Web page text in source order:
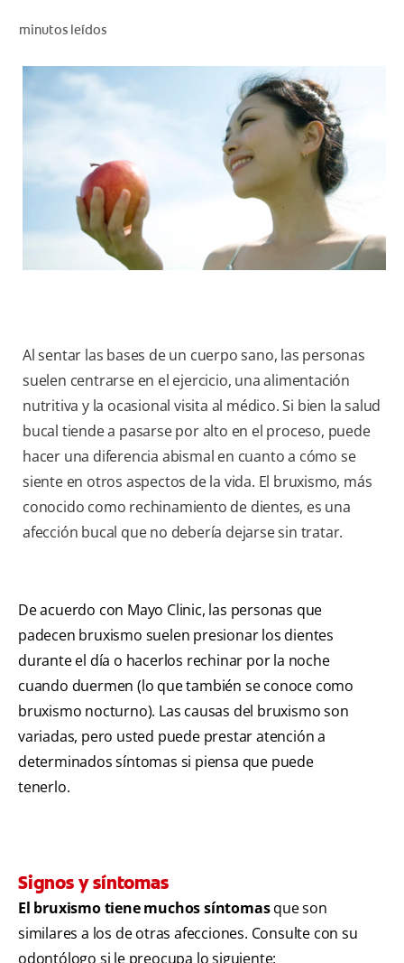
PROMOCIONES
HN (ES)
SUSCRÍBASE
minutos leídos
Al sentar las bases de un cuerpo sano, las personas
suelen centrarse en el ejercicio, una alimentación
nutritiva y la ocasional visita al médico. Si bien la salud
bucal tiende a pasarse por alto en el proceso, puede
hacer una diferencia abismal en cuanto a cómo se
siente en otros aspectos de la vida. El bruxismo, más
conocido como rechinamiento de dientes, es una
afección bucal que no debería dejarse sin tratar.
De acuerdo con Mayo Clinic, las personas que
padecen bruxismo suelen presionar los dientes
durante el día o hacerlos rechinar por la noche
cuando duermen (lo que también se conoce como
bruxismo nocturno). Las causas del bruxismo son
variadas, pero usted puede prestar atención a
determinados síntomas si piensa que puede
tenerlo.
Signos y síntomas
El bruxismo tiene muchos síntomasque son
similares a los de otras afecciones. Consulte con su
odontólogo si le preocupa lo siguiente: